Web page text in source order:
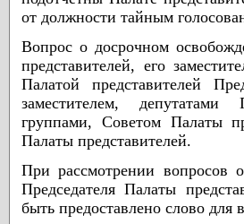
от должности тайным
Вопрос о досрочном
представителей, его
Палатой представителей
заместителем, депутатами
группами, Советом Палаты
Палаты представителей.
При рассмотрении вопросов
Председателя Палаты
быть предоставлено слово для